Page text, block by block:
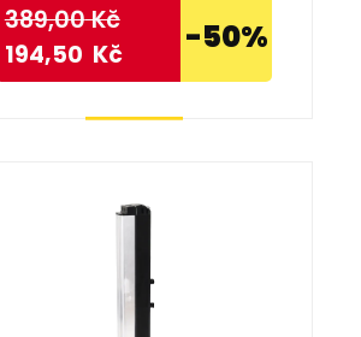
389,00Kč
194,50 Kč -50%